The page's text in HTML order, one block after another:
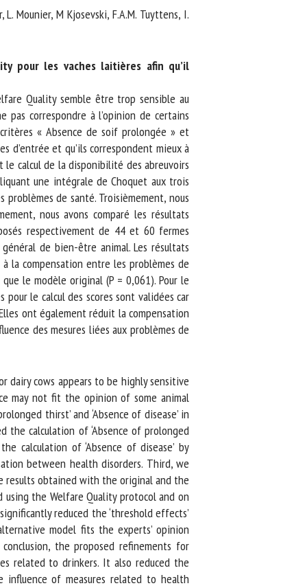
Mounier, M Kjosevski, F.A.M. Tuyttens, I.
pour les vaches laitières afin qu’il
Quality semble être trop sensible au
correspondre à l’opinion de certains
« Absence de soif prolongée » et
et qu’ils correspondent mieux à
calcul de la disponibilité des abreuvoirs
une intégrale de Choquet aux trois
de santé. Troisièmement, nous
nous avons comparé les résultats
respectivement de 44 et 60 fermes
de bien-être animal. Les résultats
compensation entre les problèmes de
le modèle original (P = 0,061). Pour le
le calcul des scores sont validées car
ont également réduit la compensation
des mesures liées aux problèmes de
cows appears to be highly sensitive
may not fit the opinion of some animal
thirst’ and ‘Absence of disease’ in
calculation of ‘Absence of prolonged
calculation of ‘Absence of disease’ by
between health disorders. Third, we
obtained with the original and the
the Welfare Quality protocol and on
reduced the ‘threshold effects’
model fits the experts’ opinion
the proposed refinements for
related to drinkers. It also reduced the
of measures related to health